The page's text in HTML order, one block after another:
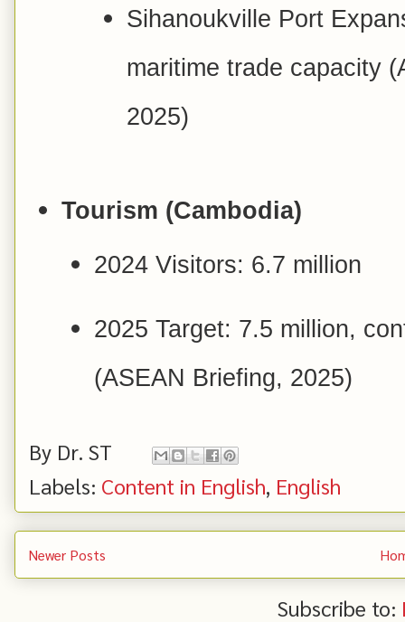
Sihanoukville Port
maritime trade capacity
2025)
Tourism (Cambodia)
2024 Visitors: 6.7 million
2025 Target: 7.5 million,
(ASEAN Briefing, 2025)
By Dr. ST
Labels: Content in English, English
Newer Posts
Subscribe to: